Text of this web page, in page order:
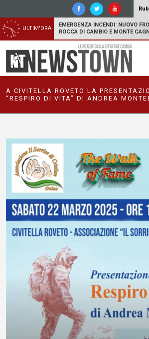
ULTIM'ORA
EMERGENZA INCENDI: NUOVO
ROCCA DI CAMBIO E MONTE
A CIVITELLA ROVETO LA
“RESPIRO DI VITA” DI ANDREA